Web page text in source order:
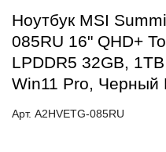
Ноутбук MSI
085RU 16" QHD+
LPDDR5 32GB,
Win11 Pro, Черный
Арт. A2HVETG-085RU